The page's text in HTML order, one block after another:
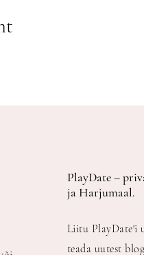
PlayDate –
ja Harjumaal.
Liitu PlayDate'i
teada uutest